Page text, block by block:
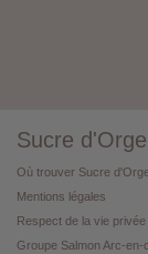
Sucre d'Orge
Où trouver Sucre
Mentions légales
Respect de la vie privée
Groupe Salmon Arc-en-